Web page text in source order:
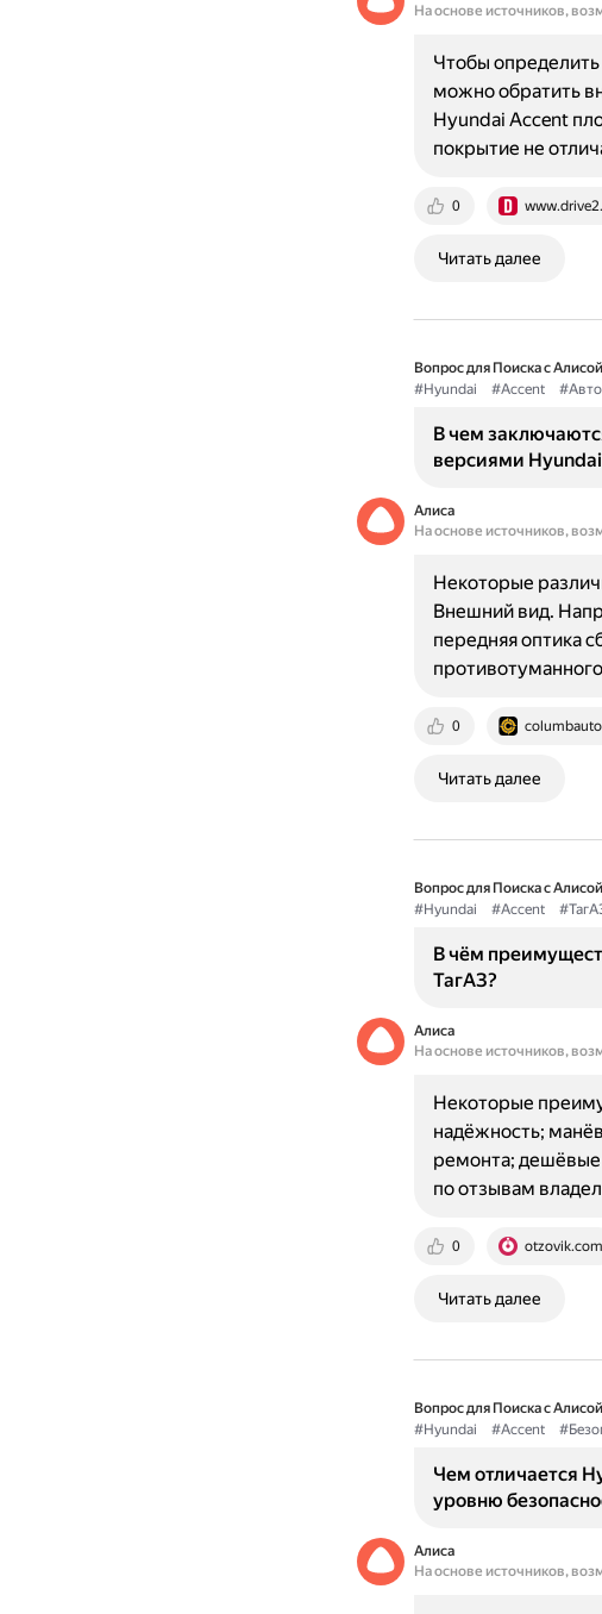
На основе источников,
0
Чтобы
можно обратить
Hyundai Accent
покрытие не
Читать далее
Вопрос для Поиска с Алисой
#Hyundai
#Accent
В чем
версиями
Алиса
На основе источников,
0
Некоторые
Внешний вид.
передняя оптика
Читать далее
Вопрос для Поиска с Алисой
#Hyundai
#Accent
В чём
ТагАЗ?
Алиса
На основе источников,
0 otzovik.com
Некоторые
надёжность;
ремонта; дешёвые
по отзывам
Читать далее
Вопрос для Поиска с Алисой
#Hyundai
#Accent
Чем отличается
уровню
Алиса
На основе источников,